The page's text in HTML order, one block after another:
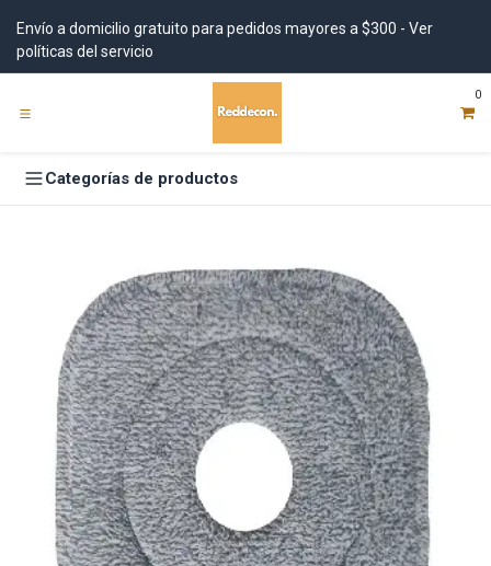
Envío a domicilio gratuito para pedidos mayores a $300 - Ver
políticas del servicio
0
Categorías de productos